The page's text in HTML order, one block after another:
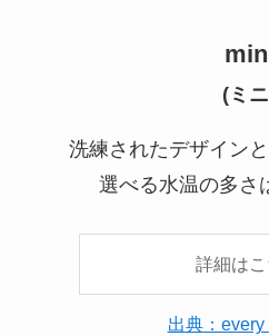
(ミ
洗練されたデザイン
選べる水温の多さ
詳細は
出典：every